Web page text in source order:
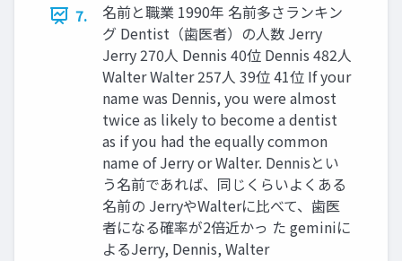
7.
名前と職業 1990年 名前多さランキン
グ Dentist（歯医者）の人数 Jerry
Jerry 270人 Dennis 40位 Dennis 482人
Walter Walter 257人 39位 41位 If your
name was Dennis, you were almost
twice as likely to become a dentist
as if you had the equally common
name of Jerry or Walter. Dennisとい
う名前であれば、同じくらいよくある
名前の JerryやWalterに比べて、歯医
者になる確率が2倍近かっ た geminiに
よるJerry, Dennis, Walter